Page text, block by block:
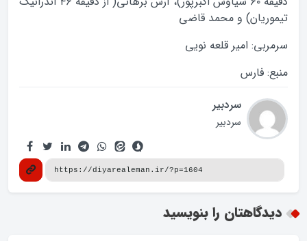
تيموريان) و محمد قاضي
سرمربي: امير قلعه نويي
منبع: فارس
سردبیر
سردبیر
دیدگاهتان را بنویسید